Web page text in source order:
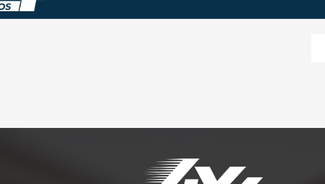
» MODELO » EDGE
HOME » MODELO » EDGE